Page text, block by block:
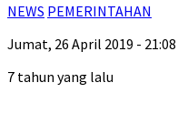
NEWS PEMERINTAHAN
Jumat, 26 April 2019 -
7 tahun yang lalu